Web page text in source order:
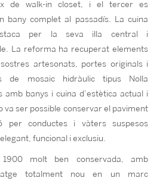
de walk-in closet, i el tercer es
bany complet al passadís. La cuina
per la seva illa central i
La reforma ha recuperat elements
artesonats, portes originals i
de mosaic hidràulic tipus Nolla
amb banys i cuina d’estètica actual i
va ser possible conservar el paviment
per conductes i vàters suspesos
funcional i exclusiu.
molt ben conservada, amb
totalment nou en un marc